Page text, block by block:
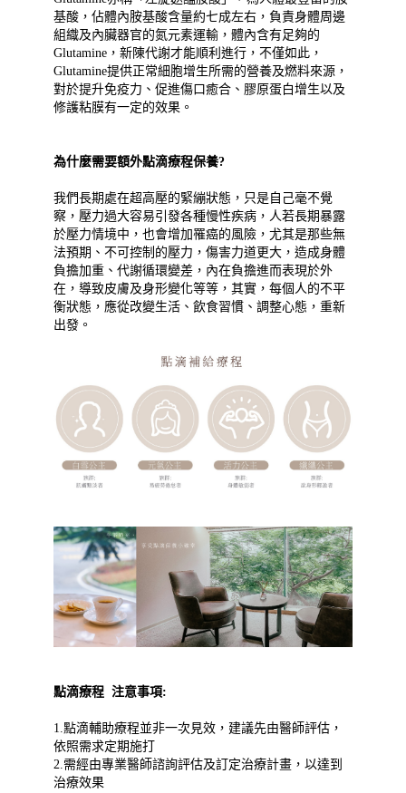
基酸，佔體內胺基酸含量約七成左右，負責身體周邊
組織及內臟器官的氮元素運輸，體內含有足夠的
Glutamine，新陳代謝才能順利進行，不僅如此，
Glutamine提供正常細胞增生所需的營養及燃料來源，
對於提升免疫力、促進傷口癒合、膠原蛋白增生以及
修護粘膜有一定的效果。
為什麼需要額外點滴療程保養?
我們長期處在超高壓的緊繃狀態，只是自己毫不覺
察，壓力過大容易引發各種慢性疾病，人若長期暴露
於壓力情境中，也會增加罹癌的風險，尤其是那些無
法預期、不可控制的壓力，傷害力道更大，造成身體
負擔加重、代謝循環變差，內在負擔進而表現於外
在，導致皮膚及身形變化等等，其實，每個人的不平
衡狀態，應從改變生活、飲食習慣、調整心態，重新
出發。
點滴療程 注意事項:
1.點滴輔助療程並非一次見效，建議先由醫師評估，
依照需求定期施打
2.需經由專業醫師諮詢評估及訂定治療計畫，以達到
治療效果